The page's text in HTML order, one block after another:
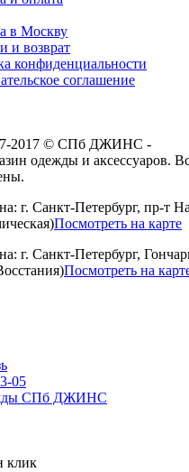
в Москву
и возврат
конфиденциальности
соглашение
2017 © СПб ДЖИНС -
одежды и аксессуаров.
г. Санкт-Петербург, пр-т
Посмотреть на карте
г. Санкт-Петербург,
Посмотреть на
05
СПб ДЖИНС
клик